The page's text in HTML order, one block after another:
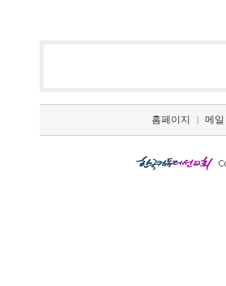
홈페이지 | 메일